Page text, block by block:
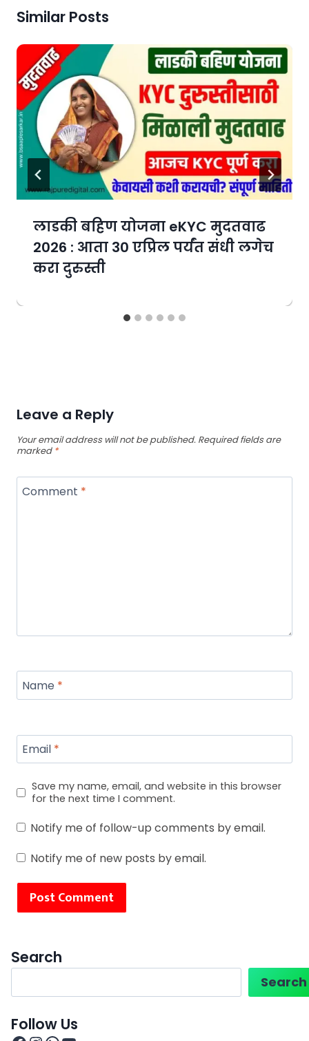
Similar Posts
लाडकी बहिण योजना eKYC मुदतवाढ
2026 : आता 30 एप्रिल पर्यंत संधी लगेच
करा दुरुस्ती
Leave a Reply
Your email address will not be published. Required fields are
marked *
Comment *
Name *
Email *
Save my name, email, and website in this browser
for the next time I comment.
Notify me of follow-up comments by email.
Notify me of new posts by email.
Search
Search
Follow Us